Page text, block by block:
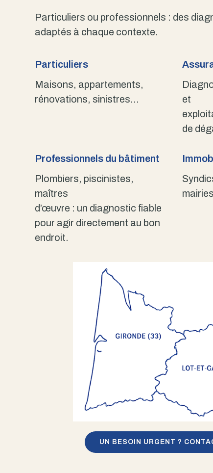
Particuliers ou professionnels : des
adaptés à chaque contexte.
Particuliers
Maisons, appartements,
rénovations, sinistres…
et
de
Professionnels du bâtiment
Plombiers, piscinistes,
maîtres
d’œuvre : un diagnostic fiable
pour agir directement au bon
endroit.
UN BESOIN URGENT ?